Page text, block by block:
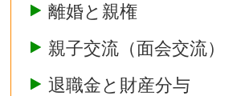
離婚と親権
親子交流（面会交流）
退職金と財産分与